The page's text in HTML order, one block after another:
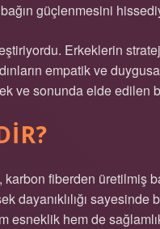
güçlenmesini
Erkeklerin
empatik ve
ve sonunda elde edilen
karbon fiberden üretilmiş
sayesinde
esneklik hem de